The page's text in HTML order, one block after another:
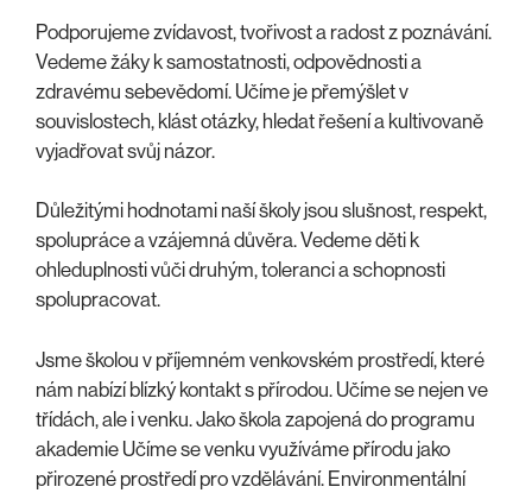
Podporujeme zvídavost, tvořivost a radost z poznávání.
Vedeme žáky k samostatnosti, odpovědnosti a
zdravému sebevědomí. Učíme je přemýšlet v
souvislostech, klást otázky, hledat řešení a kultivovaně
vyjadřovat svůj názor.
Důležitými hodnotami naší školy jsou slušnost, respekt,
spolupráce a vzájemná důvěra. Vedeme děti k
ohleduplnosti vůči druhým, toleranci a schopnosti
spolupracovat.
Jsme školou v příjemném venkovském prostředí, které
nám nabízí blízký kontakt s přírodou. Učíme se nejen ve
třídách, ale i venku. Jako škola zapojená do programu
akademie Učíme se venku využíváme přírodu jako
přirozené prostředí pro vzdělávání. Environmentální